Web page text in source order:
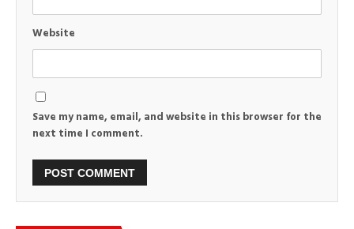
Website
Save my name, email, and website in this browser for the
next time I comment.